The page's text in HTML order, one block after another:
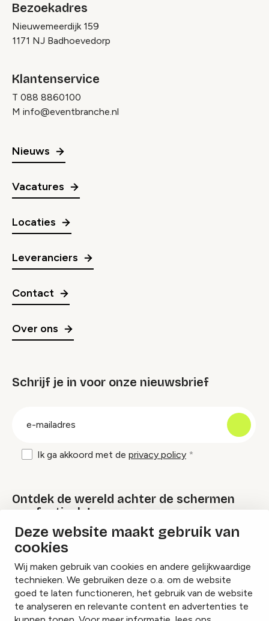
Deze website maakt gebruik van
cookies
Wij maken gebruik van cookies en andere gelijkwaardige
technieken. We gebruiken deze o.a. om de website
goed te laten functioneren, het gebruik van de website
te analyseren en relevante content en advertenties te
Bezoekadres
Nieuwemeerdijk 159
1171 NJ Badhoevedorp
Klantenservice
T 088 8860100
M info@eventbranche.nl
Nieuws
Vacatures
Locaties
Leveranciers
Contact
Over ons
Schrijf je in voor onze nieuwsbrief
Ik ga akkoord met de privacy policy
Ontdek de wereld achter de schermen
van festivals!
Lees onze Festival Specials
InstagramFacebookLinkedIn